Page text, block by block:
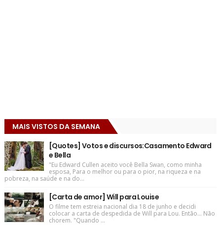
MAIS VISTOS DA SEMANA
[Quotes] Votos e discursos:Casamento Edward
e Bella
"Eu Edward Cullen aceito você Bella Swan, como minha
esposa, Para o melhor ou para o pior, na riqueza e na
pobreza, na saúde e na do...
[Carta de amor] Will para Louise
O filme tem estreia nacional dia 18 de junho e decidi
colocar a carta de despedida de Will para Lou. Então... Não
chorem. "Quando ...